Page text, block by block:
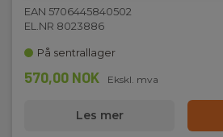
EAN 5706445840502
EL.NR 8023886
På sentrallager
570,00 NOK Ekskl. mva
Les mer